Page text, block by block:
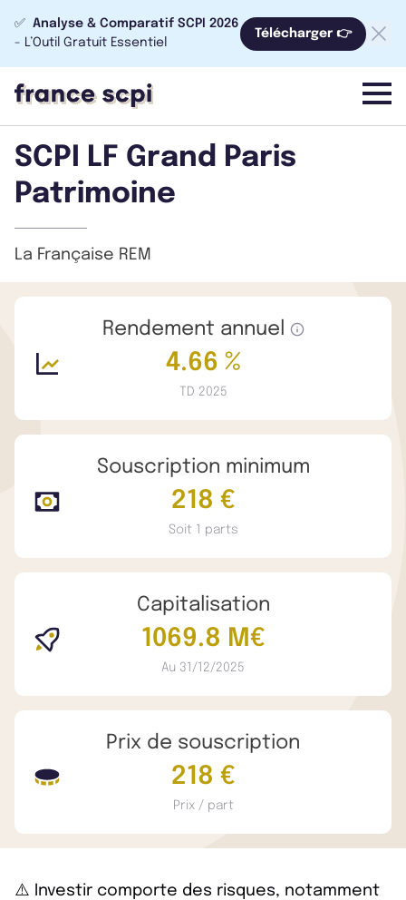
✅ Analyse & Comparatif SCPI 2026
- L’Outil Gratuit Essentiel
Télécharger 👉
menu
SCPI LF Grand Paris
Patrimoine
La Française REM
Rendement annuel
4.66 %
TD 2025
Souscription minimum
218 €
Soit 1 parts
Capitalisation
1069.8 M€
Au 31/12/2025
Prix de souscription
218 €
Prix / part
⚠️ Investir comporte des risques, notamment